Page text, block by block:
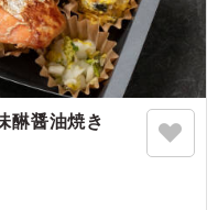
醂醤油焼き